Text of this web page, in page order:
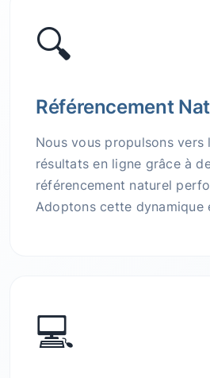
🔍
Référencement
Nous vous propulsons vers
résultats en ligne grâce à
référencement naturel
Adoptons cette dynamique
💻